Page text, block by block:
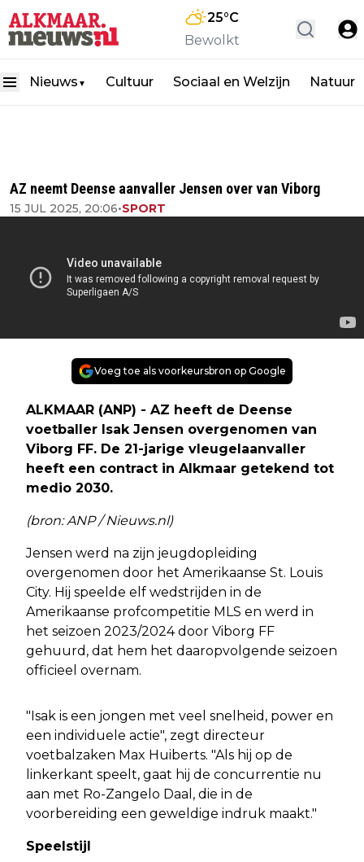
25°C
Bewolkt
Nieuws ▼ Cultuur Sociaal en Welzijn Natuur
AZ neemt Deense aanvaller Jensen over van Viborg
15 JUL 2025, 20:06•SPORT
Voeg toe als voorkeursbron op Google
ALKMAAR (ANP) - AZ heeft de Deense
voetballer Isak Jensen overgenomen van
Viborg FF. De 21-jarige vleugelaanvaller
heeft een contract in Alkmaar getekend tot
medio 2030.
(bron: ANP / Nieuws.nl)
Jensen werd na zijn jeugdopleiding
overgenomen door het Amerikaanse St. Louis
City. Hij speelde elf wedstrijden in de
Amerikaanse profcompetitie MLS en werd in
het seizoen 2023/2024 door Viborg FF
gehuurd, dat hem het daaropvolgende seizoen
officieel overnam.
"Isak is een jongen met veel snelheid, power en
een individuele actie", zegt directeur
voetbalzaken Max Huiberts. "Als hij op de
linkerkant speelt, gaat hij de concurrentie nu
aan met Ro-Zangelo Daal, die in de
voorbereiding een geweldige indruk maakt."
Speelstijl